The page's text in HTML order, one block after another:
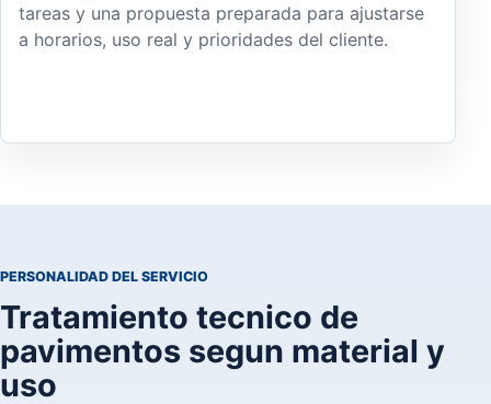
tareas y una propuesta preparada para ajustarse
a horarios, uso real y prioridades del cliente.
PERSONALIDAD DEL SERVICIO
Tratamiento tecnico de
pavimentos segun material y
uso